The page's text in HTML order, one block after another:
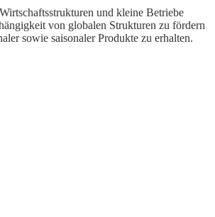
und kleine Betriebe
von globalen Strukturen zu fördern
sowie saisonaler Produkte zu erhalten.